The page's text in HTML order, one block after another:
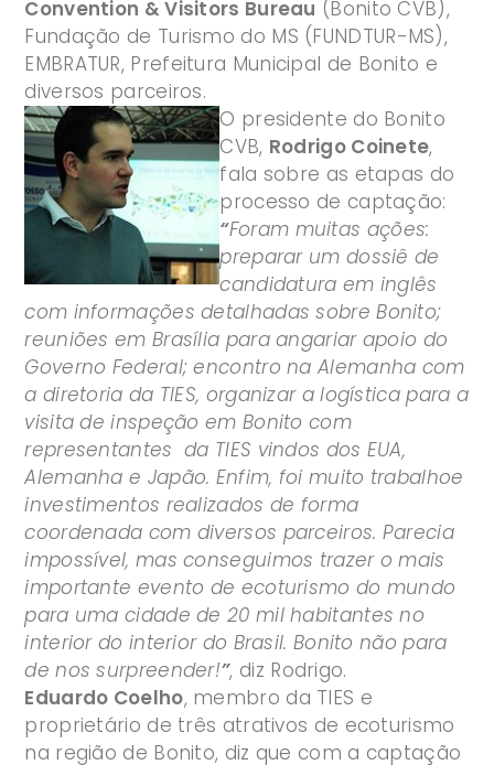
Convention & Visitors Bureau (Bonito CVB),
Fundação de Turismo do MS (FUNDTUR-MS),
EMBRATUR, Prefeitura Municipal de Bonito e
diversos parceiros.
O presidente do Bonito
CVB, Rodrigo Coinete,
fala sobre as etapas do
processo de captação:
“Foram muitas ações:
preparar um dossiê de
candidatura em inglês
com informações detalhadas sobre Bonito;
reuniões em Brasília para angariar apoio do
Governo Federal; encontro na Alemanha com
a diretoria da TIES, organizar a logística para a
visita de inspeção em Bonito com
representantes da TIES vindos dos EUA,
Alemanha e Japão. Enfim, foi muito trabalhoe
investimentos realizados de forma
coordenada com diversos parceiros. Parecia
impossível, mas conseguimos trazer o mais
importante evento de ecoturismo do mundo
para uma cidade de 20 mil habitantes no
interior do interior do Brasil. Bonito não para
de nos surpreender!”, diz Rodrigo.
Eduardo Coelho, membro da TIES e
proprietário de três atrativos de ecoturismo
na região de Bonito, diz que com a captação